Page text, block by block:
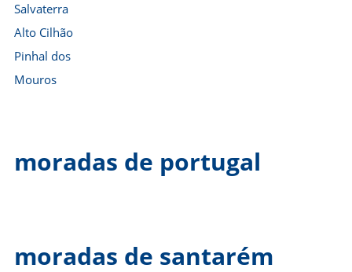
Salvaterra
Alto Cilhão
Pinhal dos
Mouros
moradas de portugal
moradas de santarém